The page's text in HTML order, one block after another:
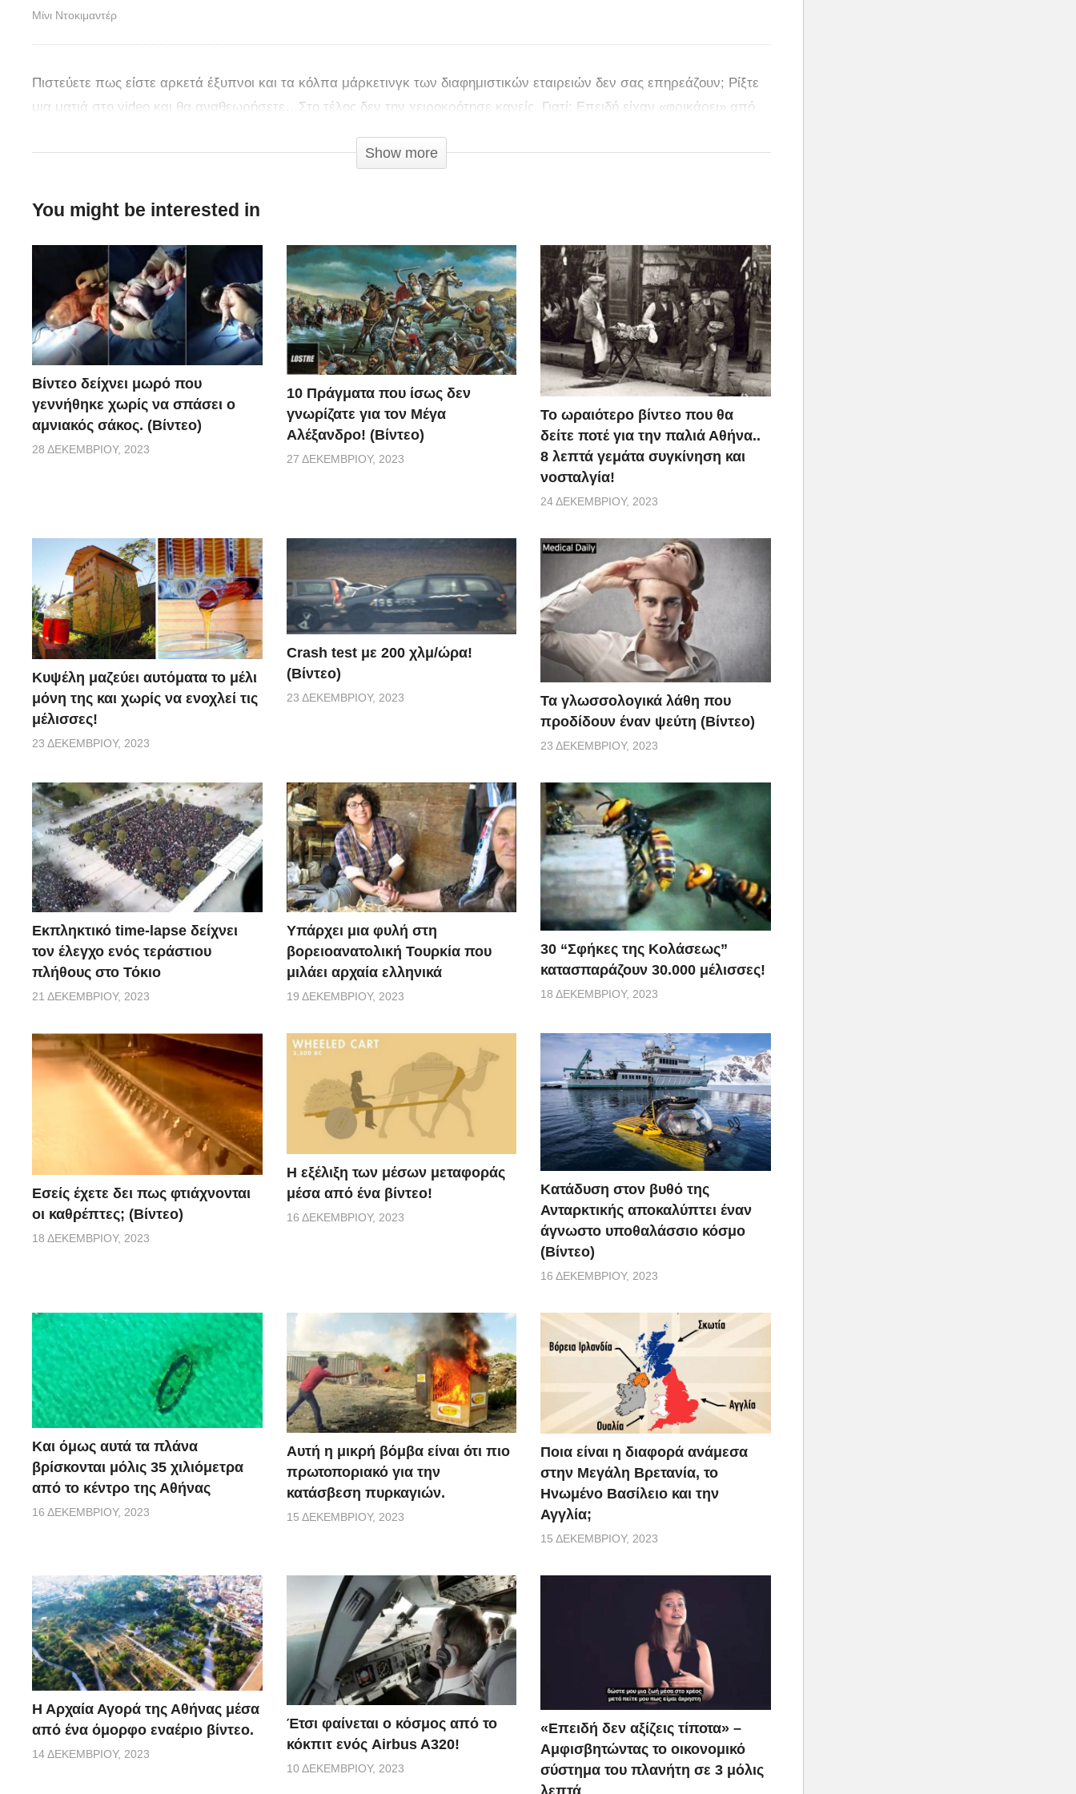
Μίνι Ντοκιμαντέρ
Πιστεύετε πως είστε αρκετά έξυπνοι και τα κόλπα μάρκετινγκ των διαφημιστικών εταιρειών δεν σας επηρεάζουν; Ρίξτε
μια ματιά στο video και θα αναθεωρήσετε…Στο τέλος δεν την χειροκρότησε κανείς. Γιατί; Επειδή είχαν «φρικάρει» από
Show more
You might be interested in
Βίντεο δείχνει μωρό που
γεννήθηκε χωρίς να σπάσει ο
αμνιακός σάκος. (Βίντεο)
28 ΔΕΚΕΜΒΡΊΟΥ, 2023
10 Πράγματα που ίσως δεν
γνωρίζατε για τον Μέγα
Αλέξανδρο! (Βίντεο)
27 ΔΕΚΕΜΒΡΊΟΥ, 2023
Το ωραιότερο βίντεο που θα
δείτε ποτέ για την παλιά Αθήνα..
8 λεπτά γεμάτα συγκίνηση και
νοσταλγία!
24 ΔΕΚΕΜΒΡΊΟΥ, 2023
Κυψέλη μαζεύει αυτόματα το μέλι
μόνη της και χωρίς να ενοχλεί τις
μέλισσες!
23 ΔΕΚΕΜΒΡΊΟΥ, 2023
Crash test με 200 χλμ/ώρα!
(Βίντεο)
23 ΔΕΚΕΜΒΡΊΟΥ, 2023
Τα γλωσσολογικά λάθη που
προδίδουν έναν ψεύτη (Βίντεο)
23 ΔΕΚΕΜΒΡΊΟΥ, 2023
Εκπληκτικό time-lapse δείχνει
τον έλεγχο ενός τεράστιου
πλήθους στο Τόκιο
21 ΔΕΚΕΜΒΡΊΟΥ, 2023
Υπάρχει μια φυλή στη
βορειοανατολική Τουρκία που
μιλάει αρχαία ελληνικά
19 ΔΕΚΕΜΒΡΊΟΥ, 2023
30 “Σφήκες της Κολάσεως”
κατασπαράζουν 30.000 μέλισσες!
18 ΔΕΚΕΜΒΡΊΟΥ, 2023
Εσείς έχετε δει πως φτιάχνονται
οι καθρέπτες; (Βίντεο)
18 ΔΕΚΕΜΒΡΊΟΥ, 2023
Η εξέλιξη των μέσων μεταφοράς
μέσα από ένα βίντεο!
16 ΔΕΚΕΜΒΡΊΟΥ, 2023
Κατάδυση στον βυθό της
Ανταρκτικής αποκαλύπτει έναν
άγνωστο υποθαλάσσιο κόσμο
(Βίντεο)
16 ΔΕΚΕΜΒΡΊΟΥ, 2023
Και όμως αυτά τα πλάνα
βρίσκονται μόλις 35 χιλιόμετρα
από το κέντρο της Αθήνας
16 ΔΕΚΕΜΒΡΊΟΥ, 2023
Αυτή η μικρή βόμβα είναι ότι πιο
πρωτοποριακό για την
κατάσβεση πυρκαγιών.
15 ΔΕΚΕΜΒΡΊΟΥ, 2023
Ποια είναι η διαφορά ανάμεσα
στην Μεγάλη Βρετανία, το
Ηνωμένο Βασίλειο και την
Αγγλία;
15 ΔΕΚΕΜΒΡΊΟΥ, 2023
Η Αρχαία Αγορά της Αθήνας μέσα
από ένα όμορφο εναέριο βίντεο.
14 ΔΕΚΕΜΒΡΊΟΥ, 2023
Έτσι φαίνεται ο κόσμος από το
κόκπιτ ενός Airbus A320!
10 ΔΕΚΕΜΒΡΊΟΥ, 2023
«Επειδή δεν αξίζεις τίποτα» –
Αμφισβητώντας το οικονομικό
σύστημα του πλανήτη σε 3 μόλις